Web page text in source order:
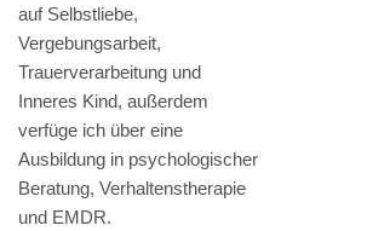
auf Selbstliebe,
Vergebungsarbeit,
Trauerverarbeitung und
Inneres Kind, außerdem
verfüge ich über eine
Ausbildung in psychologischer
Beratung, Verhaltenstherapie
und EMDR.